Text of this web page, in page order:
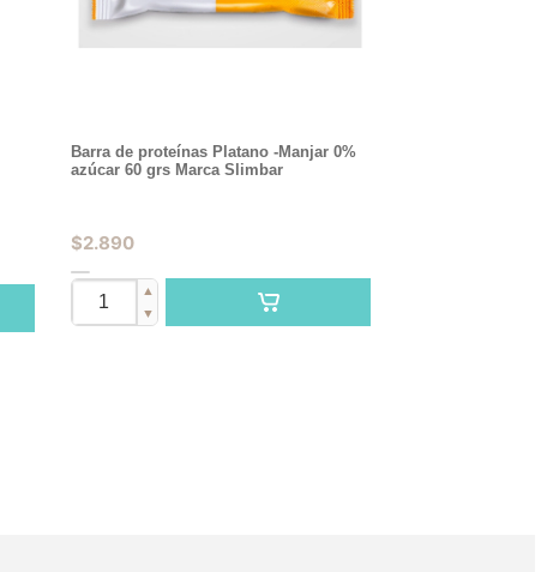
Barra de proteínas Platano -Manjar 0%
azúcar 60 grs Marca Slimbar
$2.890
▲
▼